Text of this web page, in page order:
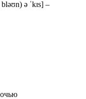
ə ˈkɪs] –